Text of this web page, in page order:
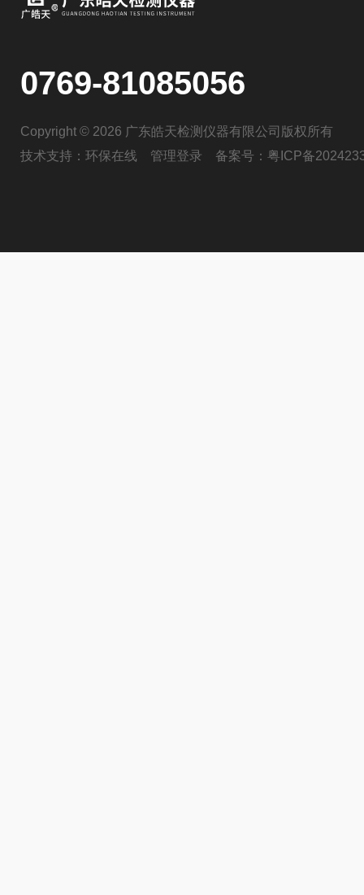
0769-81085056
Copyright © 2026 广东皓天检测仪器有限公司版权所有
技术支持： 环保在线 管理登录 备案号： 粤ICP备